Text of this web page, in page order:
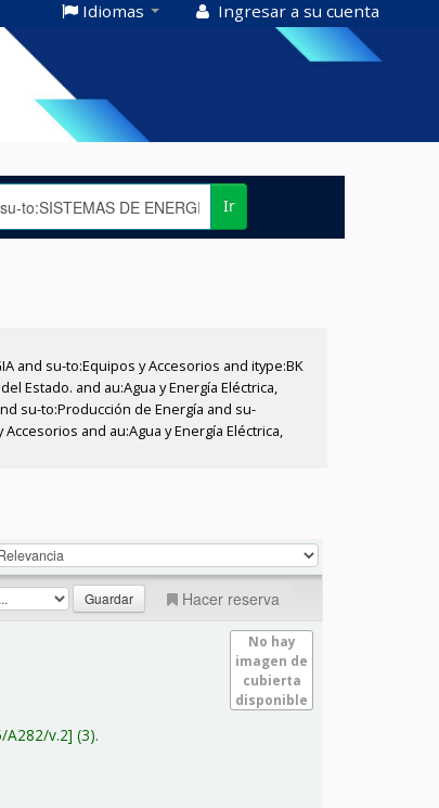
Idiomas Ingresar a su cuenta
Ir
and su-to:Equipos y Accesorios and itype:BK
Estado. and au:Agua y Energía Eléctrica,
su-to:Producción de Energía and su-
and au:Agua y Energía Eléctrica,
Hacer reserva
No hay
imagen de
cubierta
disponible
A282/v.2 (3).